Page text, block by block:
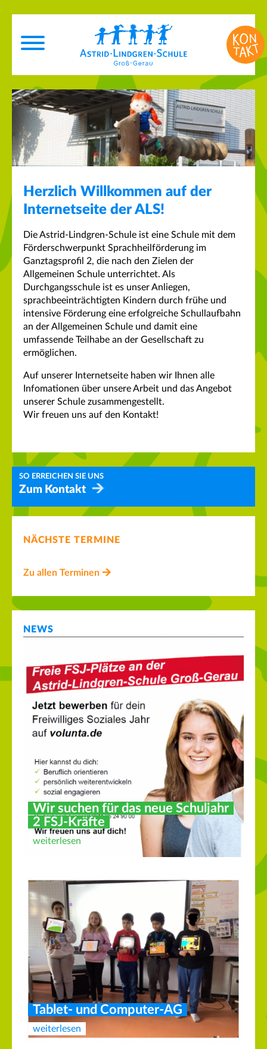
Herzlich Willkommen auf der
Internetseite der ALS!
Die Astrid-Lindgren-Schule ist eine Schule mit dem
Förderschwerpunkt Sprachheilförderung im
Ganztagsprofil 2, die nach den Zielen der
Allgemeinen Schule unterrichtet. Als
Durchgangsschule ist es unser Anliegen,
sprachbeeinträchtigten Kindern durch frühe und
intensive Förderung eine erfolgreiche Schullaufbahn
an der Allgemeinen Schule und damit eine
umfassende Teilhabe an der Gesellschaft zu
ermöglichen.
Auf unserer Internetseite haben wir Ihnen alle
Infomationen über unsere Arbeit und das Angebot
unserer Schule zusammengestellt.
Wir freuen uns auf den Kontakt!
SO ERREICHEN SIE UNS
Zum Kontakt
NÄCHSTE TERMINE
Zu allen Terminen
NEWS
Wir suchen für das neue Schuljahr
2 FSJ-Kräfte
weiterlesen
Tablet- und Computer-AG
weiterlesen